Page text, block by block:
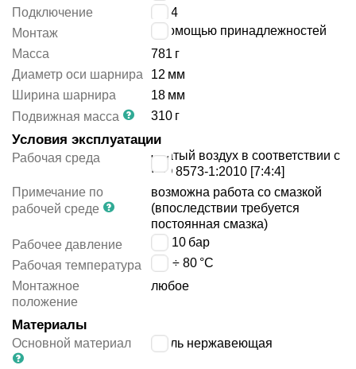
Подключение
G1/4
Монтаж
с помощью принадлежностей
Масса
781 г
Диаметр оси шарнира
12 мм
Ширина шарнира
18 мм
Подвижная масса
310 г
Условия эксплуатации
Рабочая среда
сжатый воздух в соответствии с
ISO 8573-1:2010 [7:4:4]
Примечание по
рабочей среде
возможна работа со смазкой
(впоследствии требуется
постоянная смазка)
Рабочее давление
1 ÷ 10 бар
Рабочая температура
-20 ÷ 80 °C
Монтажное
положение
любое
Материалы
Основной материал сталь нержавеющая